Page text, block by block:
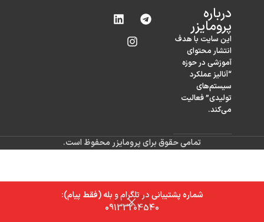
شماره پشتیبانی در تلگرام و بله (فقط پیام):
09133204540
درباره‌
پرومایزر
این سایت با هدف
انتشار محتوای
آموزشی در حوزه
“آنالیز عملکرد
سیستم‌های
تولیدی” فعالیت
می‌کند.
تمامی حقوق برای پرومایزر محفوظ است.